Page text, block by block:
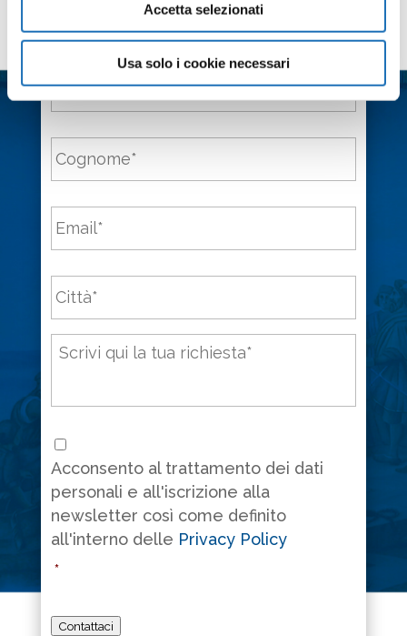
Accetta selezionati
Usa solo i cookie necessari
Contattaci
Cognome *
Email *
Città *
Messaggio *
Consenso
Acconsento al trattamento dei dati
personali e all'iscrizione alla
newsletter così come definito
all'interno delle Privacy Policy
*
Contattaci